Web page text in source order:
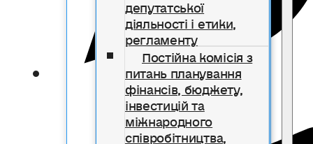
депутатської
діяльності і етики,
регламенту
Постійна комісія з
питань планування
фінансів, бюджету,
інвестицій та
міжнародного
співробітництва,